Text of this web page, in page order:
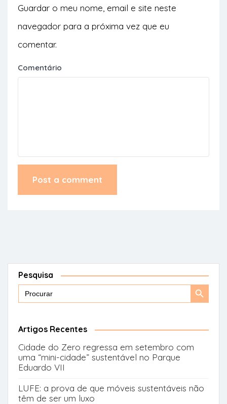
Guardar o meu nome, email e site neste
navegador para a próxima vez que eu
comentar.
Comentário
Pesquisa
Search
Search
Artigos Recentes
Cidade do Zero regressa em setembro com
uma “mini-cidade” sustentável no Parque
Eduardo VII
LUFE: a prova de que móveis sustentáveis não
têm de ser um luxo